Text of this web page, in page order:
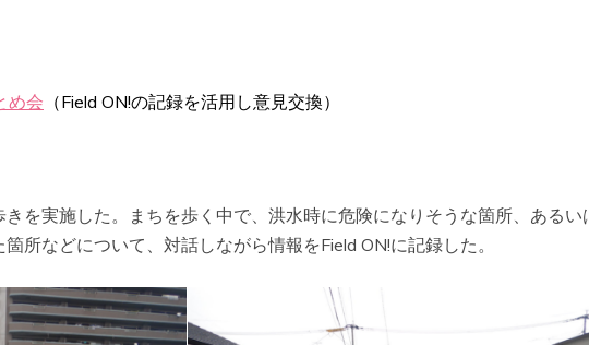
め会 （Field ON!の記録を活用し意見交換）
を実施した。まちを歩く中で、洪水時に危険になりそうな箇所、あるい
所などについて、対話しながら情報をField ON!に記録した。